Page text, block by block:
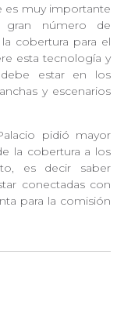
es muy importante
número de
cobertura para el
esta tecnología y
estar en los
y escenarios
pidió mayor
la cobertura a los
es decir saber
conectadas con
para la comisión